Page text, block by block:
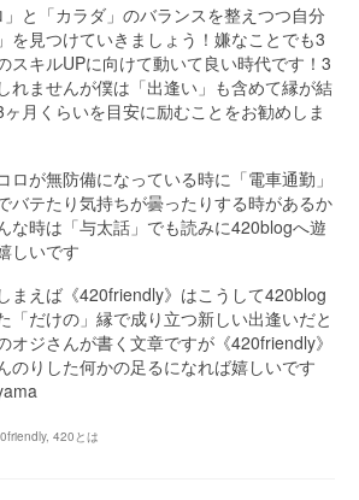
と「カラダ」のバランスを整えつつ自分
を見つけていきましょう！嫌なことでも3
スキルUPに向けて動いて良い時代です！3
れませんが僕は「出逢い」も含めて縁が結
月くらいを目安に励むことをお勧めしま
ロが無防備になっている時に「電車通勤」
バテたり気持ちが曇ったりする時があるか
な時は「与太話」でも読みに420blogへ遊
しいです
まえば《420friendly》はこうして420blog
「だけの」縁で成り立つ新しい出逢いだと
オジさんが書く文章ですが《420friendly》
のりした何かの足るになれば嬉しいです
, 420とは